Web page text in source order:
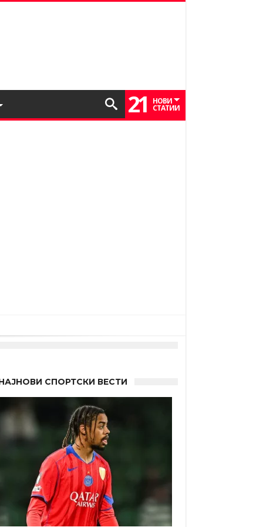
21 НОВИ
СТАТИИ
СПОРТСКИ ВЕСТИ